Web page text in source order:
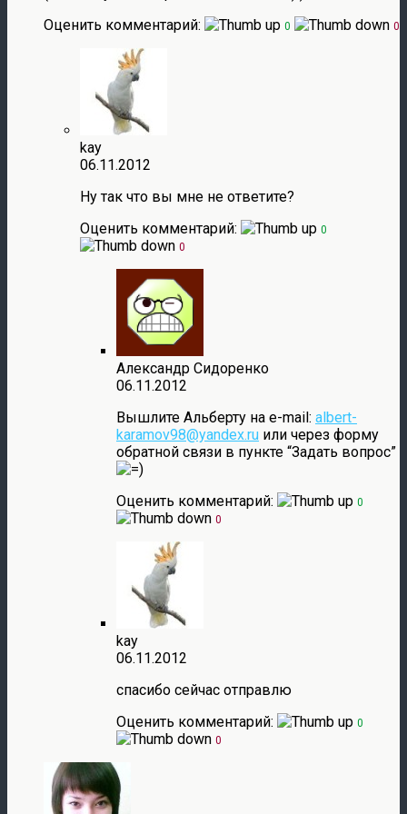
Оценить комментарий:
0 0
kay
06.11.2012
Ну так что вы мне не ответите?
Оценить комментарий:
0
0
Александр Сидоренко
06.11.2012
Вышлите Альберту на e-mail: albert-
karamov98@yandex.ru или через форму
обратной связи в пункте “Задать вопрос”
Оценить комментарий:
0
0
kay
06.11.2012
спасибо сейчас отправлю
Оценить комментарий:
0
0